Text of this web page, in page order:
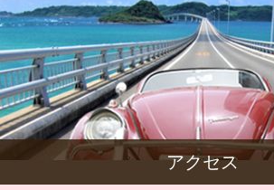
アクセス